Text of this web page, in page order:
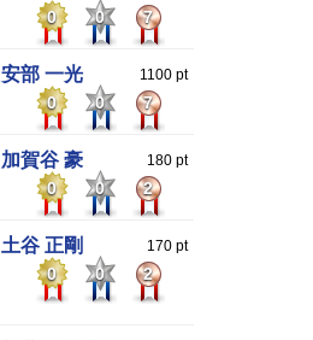
0 0 7
安部 一光 1100 pt
0 0 7
加賀谷 豪 180 pt
0 0 2
土谷 正剛 170 pt
0 0 2